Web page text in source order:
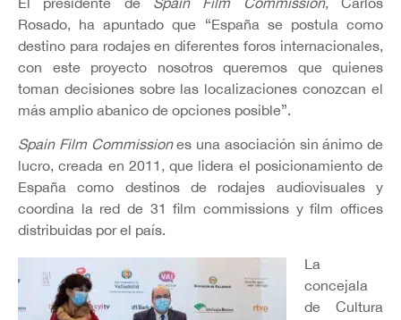
Rosado, ha apuntado que “España se postula como
destino para rodajes en diferentes foros internacionales,
con este proyecto nosotros queremos que quienes
toman decisiones sobre las localizaciones conozcan el
más amplio abanico de opciones posible”.
Spain Film Commissiones una asociación sin ánimo de
lucro, creada en 2011, que lidera el posicionamiento de
España como destinos de rodajes audiovisuales y
coordina la red de 31 film commissions y film offices
distribuidas por el país.
La
concejala
de Cultura